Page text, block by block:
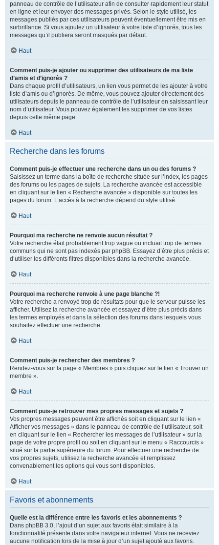
panneau de contrôle de l’utilisateur afin de consulter rapidement leur statut
en ligne et leur envoyer des messages privés. Selon le style utilisé, les
messages publiés par ces utilisateurs peuvent éventuellement être mis en
surbrillance. Si vous ajoutez un utilisateur à votre liste d’ignorés, tous les
messages qu’il publiera seront masqués par défaut.
Haut
Comment puis-je ajouter ou supprimer des utilisateurs de ma liste
d’amis et d’ignorés ?
Dans chaque profil d’utilisateurs, un lien vous permet de les ajouter à votre
liste d’amis ou d’ignorés. De même, vous pouvez ajouter directement des
utilisateurs depuis le panneau de contrôle de l’utilisateur en saisissant leur
nom d’utilisateur. Vous pouvez également les supprimer de vos listes
depuis cette même page.
Haut
Recherche dans les forums
Comment puis-je effectuer une recherche dans un ou des forums ?
Saisissez un terme dans la boîte de recherche située sur l’index, les pages
des forums ou les pages de sujets. La recherche avancée est accessible
en cliquant sur le lien « Recherche avancée » disponible sur toutes les
pages du forum. L’accès à la recherche dépend du style utilisé.
Haut
Pourquoi ma recherche ne renvoie aucun résultat ?
Votre recherche était probablement trop vague ou incluait trop de termes
communs qui ne sont pas indexés par phpBB. Essayez d’être plus précis et
d’utiliser les différents filtres disponibles dans la recherche avancée.
Haut
Pourquoi ma recherche renvoie à une page blanche ?!
Votre recherche a renvoyé trop de résultats pour que le serveur puisse les
afficher. Utilisez la recherche avancée et essayez d’être plus précis dans
les termes employés et dans la sélection des forums dans lesquels vous
souhaitez effectuer une recherche.
Haut
Comment puis-je rechercher des membres ?
Rendez-vous sur la page « Membres » puis cliquez sur le lien « Trouver un
membre ».
Haut
Comment puis-je retrouver mes propres messages et sujets ?
Vos propres messages peuvent être affichés soit en cliquant sur le lien «
Afficher vos messages » dans le panneau de contrôle de l’utilisateur, soit
en cliquant sur le lien « Rechercher les messages de l’utilisateur » sur la
page de votre propre profil ou soit en cliquant sur le menu « Raccourcis »
situé sur la partie supérieure du forum. Pour effectuer une recherche de
vos propres sujets, utilisez la recherche avancée et remplissez
convenablement les options qui vous sont disponibles.
Haut
Favoris et abonnements
Quelle est la différence entre les favoris et les abonnements ?
Dans phpBB 3.0, l’ajout d’un sujet aux favoris était similaire à la
fonctionnalité présente dans votre navigateur internet. Vous ne receviez
aucune notification lors de la mise à jour d’un sujet ajouté aux favoris.